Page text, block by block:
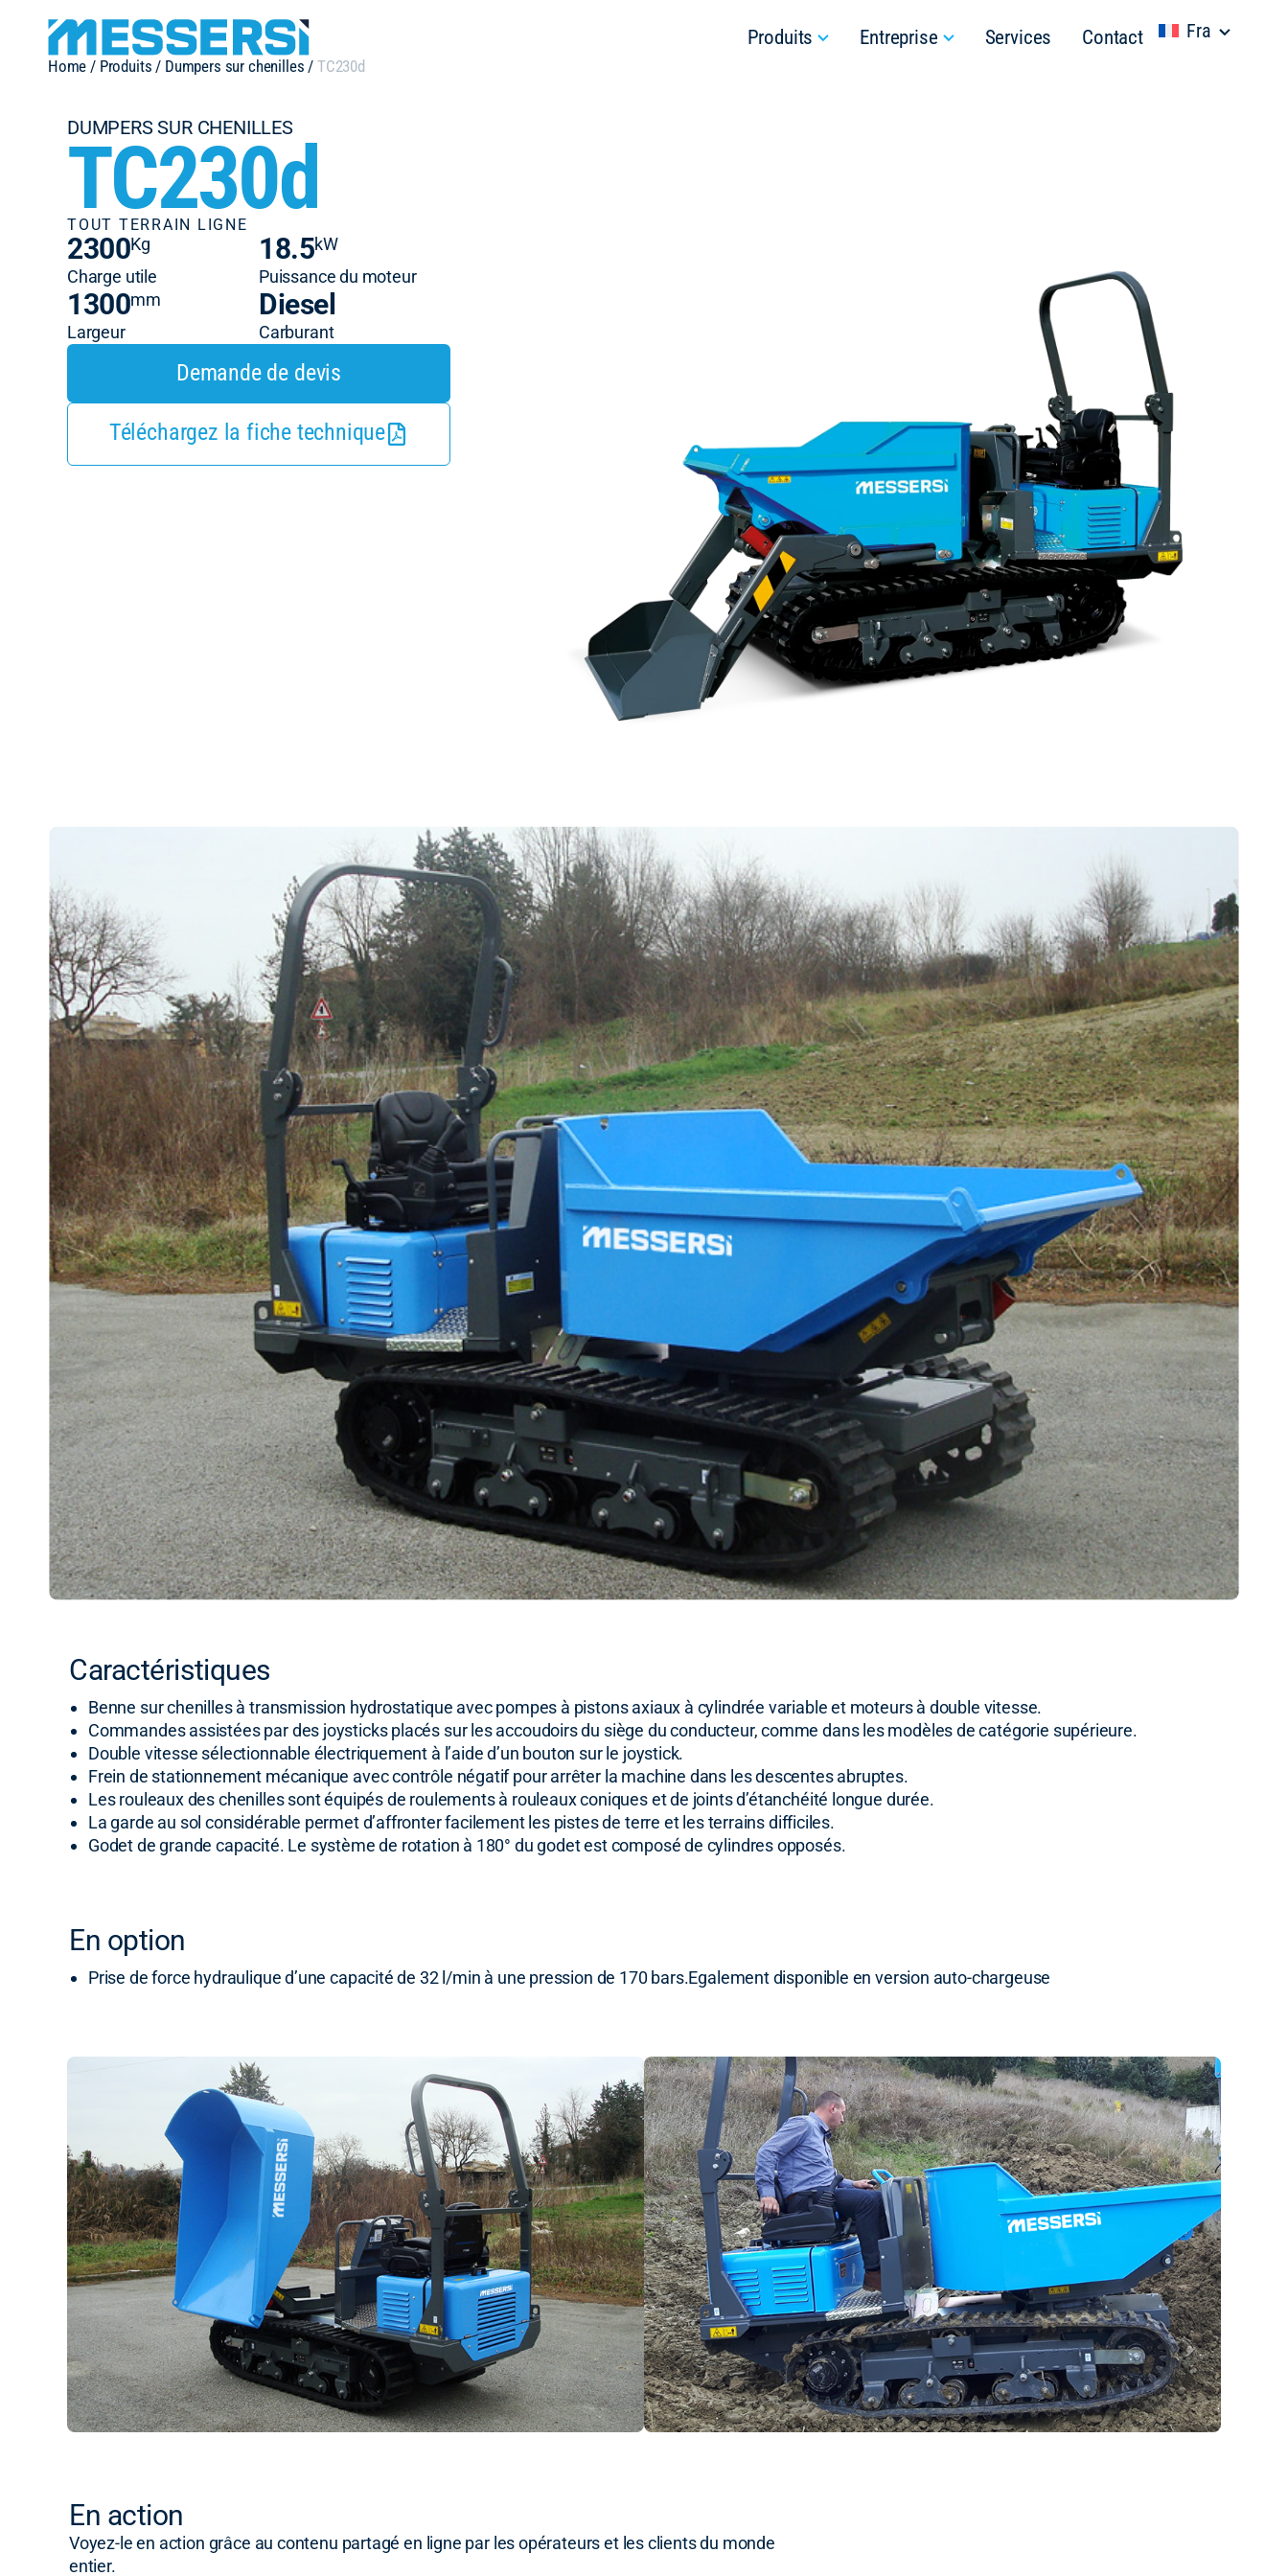
Produits Entreprise Services Contact Fra
Home / Produits / Dumpers sur chenilles / TC230d
DUMPERS SUR CHENILLES
TC230d
TOUT TERRAIN LIGNE
2300Kg
Charge utile
18.5kW
Puissance du moteur
1300mm
Largeur
Diesel
Carburant
Demande de devis
Téléchargez la fiche technique
Caractéristiques
Benne sur chenilles à transmission hydrostatique avec pompes à pistons axiaux à cylindrée variable et moteurs à double vitesse.
Commandes assistées par des joysticks placés sur les accoudoirs du siège du conducteur, comme dans les modèles de catégorie supérieure.
Double vitesse sélectionnable électriquement à l’aide d’un bouton sur le joystick.
Frein de stationnement mécanique avec contrôle négatif pour arrêter la machine dans les descentes abruptes.
Les rouleaux des chenilles sont équipés de roulements à rouleaux coniques et de joints d’étanchéité longue durée.
La garde au sol considérable permet d’affronter facilement les pistes de terre et les terrains difficiles.
Godet de grande capacité. Le système de rotation à 180° du godet est composé de cylindres opposés.
En option
Prise de force hydraulique d’une capacité de 32 l/min à une pression de 170 bars.Egalement disponible en version auto-chargeuse
En action
Voyez-le en action grâce au contenu partagé en ligne par les opérateurs et les clients du monde
entier.